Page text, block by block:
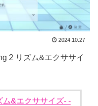
2024.10.27
2 リズム&エクササイ
ム&エクササイズ- -